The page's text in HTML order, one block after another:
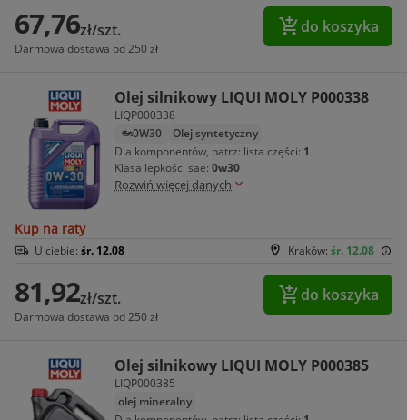
67,76zł/szt.
Darmowa dostawa od 250 zł
do koszyka
Olej silnikowy LIQUI MOLY P000338
LIQP000338
0W30
Olej syntetyczny
Dla komponentów, patrz: lista części: 1
Klasa lepkości sae: 0w30
Rozwiń więcej danych
Kup na raty
Kraków: śr. 12.08
U ciebie: śr. 12.08
81,92zł/szt.
Darmowa dostawa od 250 zł
do koszyka
Olej silnikowy LIQUI MOLY P000385
LIQP000385
olej mineralny